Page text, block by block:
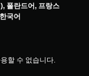
폴란드어, 프랑스
국어
할 수 없습니다.